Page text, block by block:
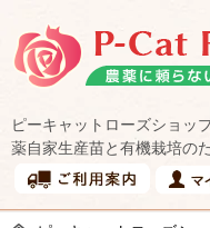
ピーキャットローズショッ
薬自家生産苗と有機栽培の